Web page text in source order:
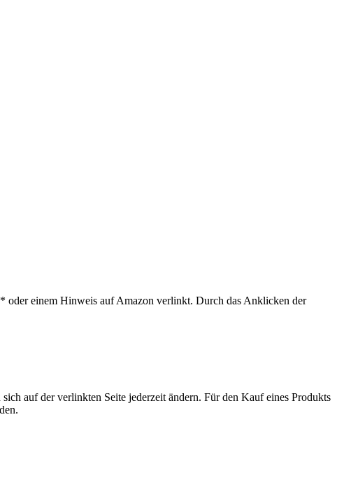
oder einem Hinweis auf Amazon verlinkt. Durch das Anklicken der
auf der verlinkten Seite jederzeit ändern. Für den Kauf eines Produkts